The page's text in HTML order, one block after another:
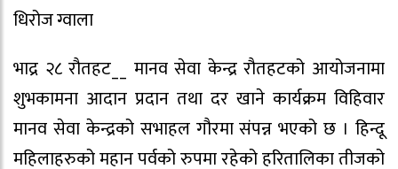
धिरोज ग्वाला
भाद्र २८ रौतहट__ मानव सेवा केन्द्र रौतहटको आयोजनामा
शुभकामना आदान प्रदान तथा दर खाने कार्यक्रम विहिवार
मानव सेवा केन्द्रको सभाहल गौरमा संपन्न भएको छ । हिन्दू
महिलाहरुको महान पर्वको रुपमा रहेको हरितालिका तीजको